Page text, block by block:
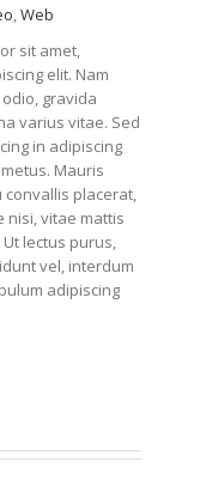
,Web
sit amet,
elit. Nam
gravida
varius vitae. Sed
in adipiscing
Mauris
convallis placerat,
nisi, vitae mattis
lectus purus,
vel, interdum
adipiscing